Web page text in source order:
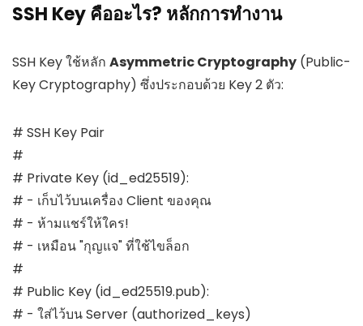
SSH Key คืออะไร? หลักการทำงาน
SSH Key ใช้หลัก Asymmetric Cryptography (Public-
Key Cryptography) ซึ่งประกอบด้วย Key 2 ตัว:
# SSH Key Pair
#
# Private Key (id_ed25519):
# - เก็บไว้บนเครื่อง Client ของคุณ
# - ห้ามแชร์ให้ใคร!
# - เหมือน "กุญแจ" ที่ใช้ไขล็อก
#
# Public Key (id_ed25519.pub):
# - ใส่ไว้บน Server (authorized_keys)